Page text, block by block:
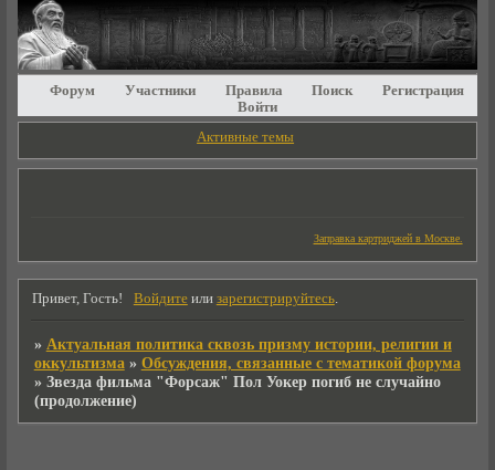
Форум Участники Правила Поиск
Регистрация
Войти
Активные темы
Заправка картриджей в Москве.
Привет, Гость! Войдитеили зарегистрируйтесь.
» Актуальная политика сквозь призму истории, религии и
оккультизма » Обсуждения, связанные с тематикой форума
» Звезда фильма "Форсаж" Пол Уокер погиб не случайно
(продолжение)